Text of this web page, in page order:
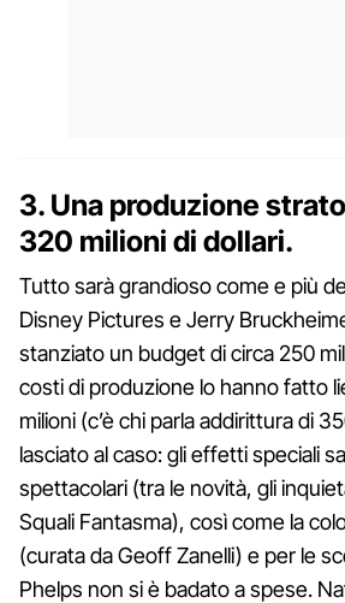
3. Una produzione
320 milioni di dollari.
Tutto sarà grandioso come e più
Disney Pictures e Jerry
stanziato un budget di circa 250
costi di produzione lo hanno fatto
milioni (c’è chi parla addirittura di
lasciato al caso: gli effetti speciali
spettacolari (tra le novità, gli
Squali Fantasma), così come la
(curata da Geoff Zanelli) e per le
Phelps non si è badato a spese.